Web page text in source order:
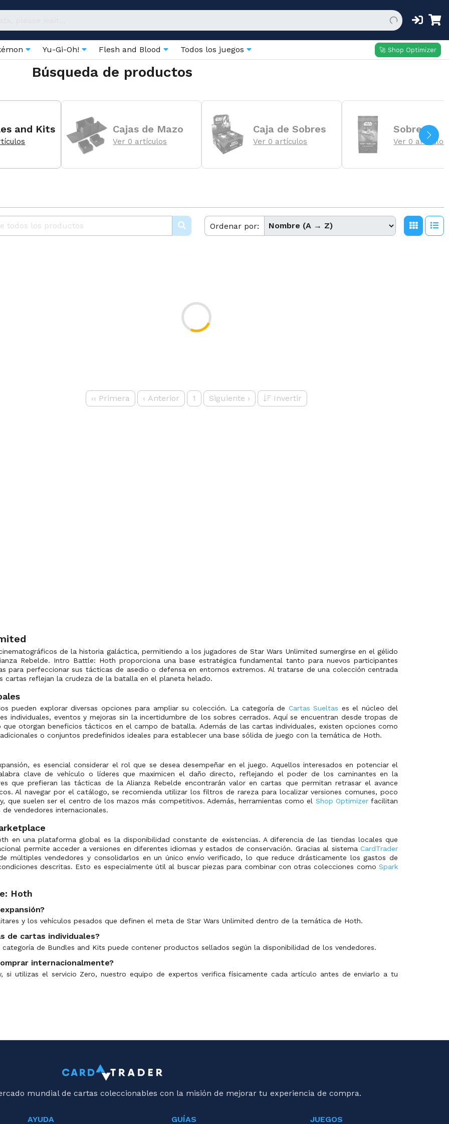
Yu-Gi-Oh! Flesh and Blood Todos los juegos 🚀 Shop Optimizer
Búsqueda de productos
and Kits Cajas de Mazo
Ver 0 artículos
Caja de Sobres
Ver 0 artículos
Sobres
Ver 0 artículos
Ordenar por:
‹‹ Primera ‹ Anterior 1 Siguiente › Invertir
de la historia galáctica, permitiendo a los jugadores de Star Wars Unlimited sumergirse en el gélido
Rebelde. Intro Battle: Hoth proporciona una base estratégica fundamental tanto para nuevos participantes
para perfeccionar sus tácticas de asedio o defensa en entornos extremos. Al tratarse de una colección centrada
cartas reflejan la crudeza de la batalla en el planeta helado.
pueden explorar diversas opciones para ampliar su colección. La categoría de Cartas Sueltas es el núcleo del
individuales, eventos y mejoras sin la incertidumbre de los sobres cerrados. Aquí se encuentran desde tropas de
otorgan beneficios tácticos en el campo de batalla. Además de las cartas individuales, existen opciones como
o conjuntos predefinidos ideales para establecer una base sólida de juego con la temática de Hoth.
es esencial considerar el rol que se desea desempeñar en el juego. Aquellos interesados en potenciar el
clave de vehículo o líderes que maximicen el daño directo, reflejando el poder de los caminantes en la
que prefieran las tácticas de la Alianza Rebelde encontrarán valor en cartas que permitan retrasar el avance
Al navegar por el catálogo, se recomienda utilizar los filtros de rareza para localizar versiones comunes, poco
que suelen ser el centro de los mazos más competitivos. Además, herramientas como el Shop Optimizerfacilitan
vendedores internacionales.
en una plataforma global es la disponibilidad constante de existencias. A diferencia de las tiendas locales que
permite acceder a versiones en diferentes idiomas y estados de conservación. Gracias al sistema CardTrader
múltiples vendedores y consolidarlos en un único envío verificado, lo que reduce drásticamente los gastos de
descritas. Esto es especialmente útil al buscar piezas para combinar con otras colecciones como Spark
Hoth
y los vehículos pesados que definen el meta de Star Wars Unlimited dentro de la temática de Hoth.
de cartas individuales?
de Bundles and Kits puede contener productos sellados según la disponibilidad de los vendedores.
internacionalmente?
si utilizas el servicio Zero, nuestro equipo de expertos verifica físicamente cada artículo antes de enviarlo a tu
mundial de cartas coleccionables con la misión de mejorar tu experiencia de compra.
AYUDA GUÍAS JUEGOS